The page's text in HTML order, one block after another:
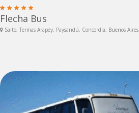
Flecha Bus
Salto, Termas Arapey, Paysandú, Concordia, Buenos Aires